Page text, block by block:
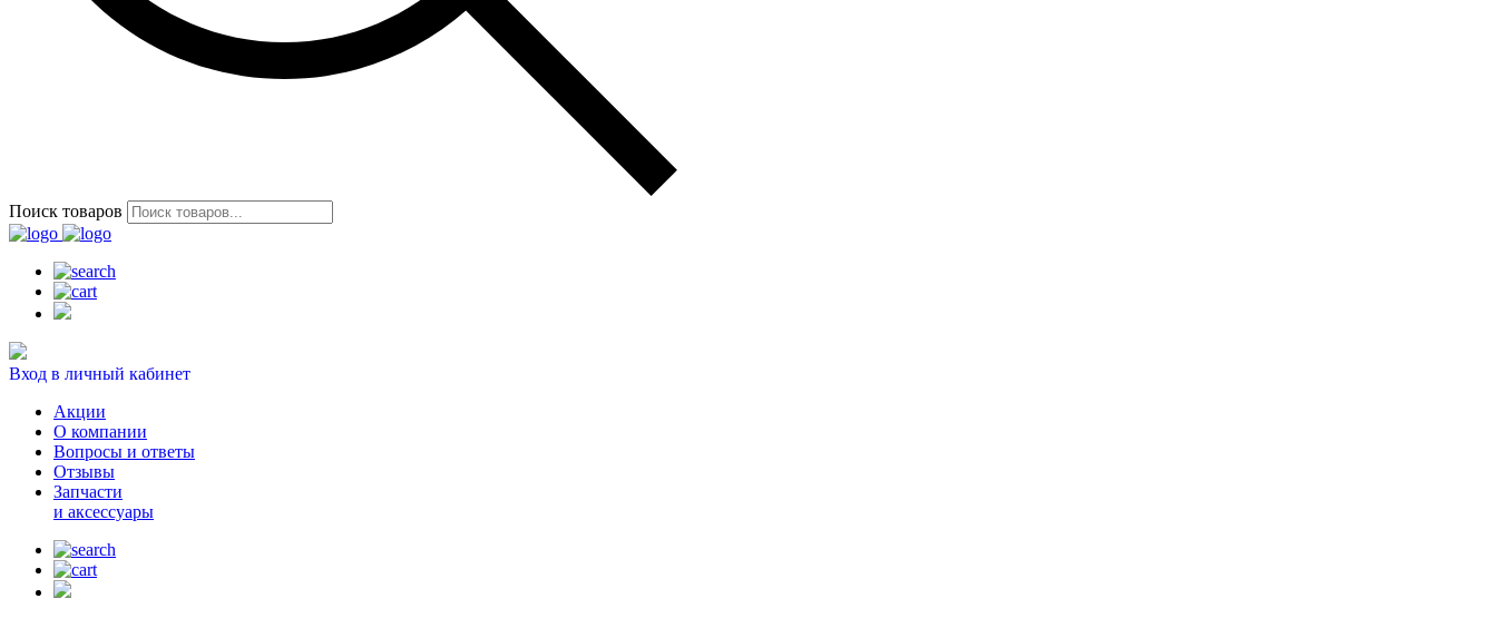
Поиск товаров
Вход в личный кабинет
Акции
О компании
Вопросы и ответы
Отзывы
Запчасти
и аксессуары